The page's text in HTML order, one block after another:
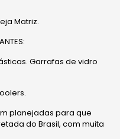
Matriz.
Garrafas de vidro
planejadas para que
do Brasil, com muita